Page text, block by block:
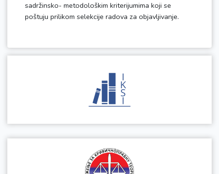
sadržinsko- metodološkim kriterijumima koji se
poštuju prilikom selekcije radova za objavljivanje.